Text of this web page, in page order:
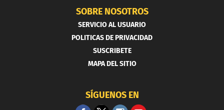
SOBRE NOSOTROS
SERVICIO AL USUARIO
POLITICAS DE PRIVACIDAD
SUSCRIBETE
MAPA DEL SITIO
SÍGUENOS EN